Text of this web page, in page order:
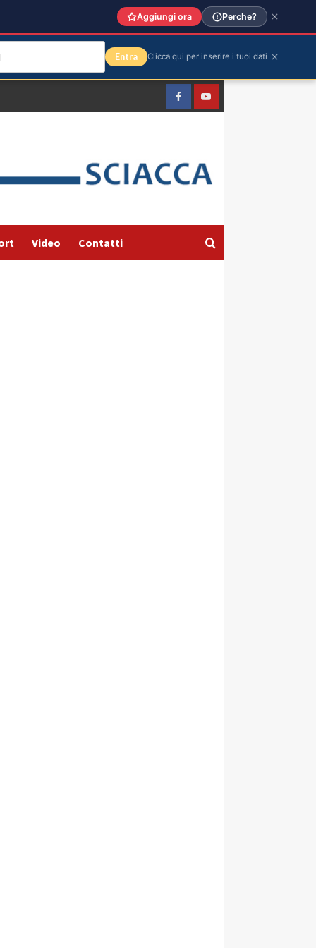
FacebookYountube
Video Contatti
Aggiungi ora Perche?
Entra Clicca qui per inserire i tuoi dati